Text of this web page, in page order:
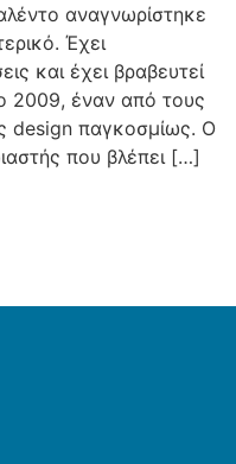
αναγνωρίστηκε
Έχει
και έχει βραβευτεί
2009, έναν από τους
design παγκοσμίως. Ο
που βλέπει […]